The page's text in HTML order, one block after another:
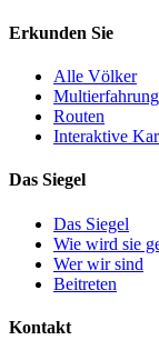
Erkunden Sie
Alle Völker
Routen
Interaktive
Das Siegel
Das Siegel
Wie wird sie
Wer wir sind
Beitreten
Kontakt